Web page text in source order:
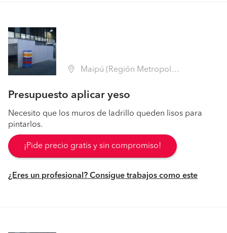
Maipú (Región Metropolitana - Santiago)
Presupuesto aplicar yeso
Necesito que los muros de ladrillo queden lisos para
pintarlos.
¡Pide precio gratis y sin compromiso!
¿Eres un profesional? Consigue trabajos como este